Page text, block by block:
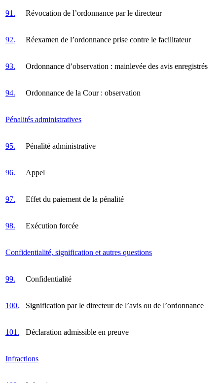
91. Révocation de l’ordonnance par le directeur
92. Réexamen de l’ordonnance prise contre le facilitateur
93. Ordonnance d’observation : mainlevée des avis enregistrés
94. Ordonnance de la Cour : observation
Pénalités administratives
95. Pénalité administrative
96. Appel
97. Effet du paiement de la pénalité
98. Exécution forcée
Confidentialité, signification et autres questions
99. Confidentialité
100. Signification par le directeur de l’avis ou de l’ordonnance
101. Déclaration admissible en preuve
Infractions